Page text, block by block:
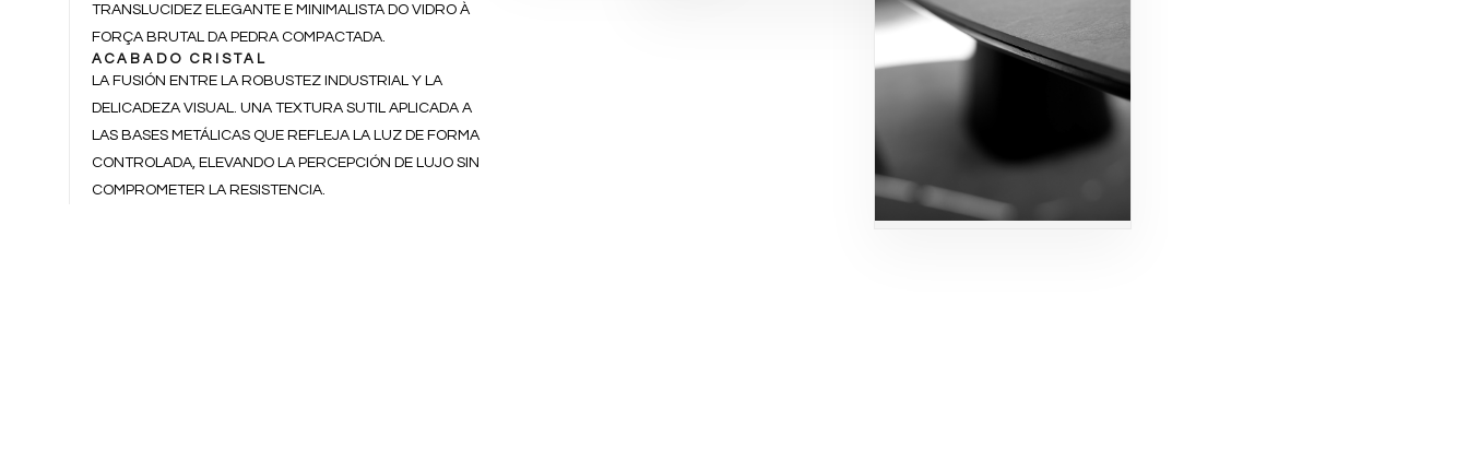
TRANSLUCIDEZ ELEGANTE E MINIMALISTA DO VIDRO À
FORÇA BRUTAL DA PEDRA COMPACTADA.
ACABADO CRISTAL
LA FUSIÓN ENTRE LA ROBUSTEZ INDUSTRIAL Y LA
DELICADEZA VISUAL. UNA TEXTURA SUTIL APLICADA A
LAS BASES METÁLICAS QUE REFLEJA LA LUZ DE FORMA
CONTROLADA, ELEVANDO LA PERCEPCIÓN DE LUJO SIN
COMPROMETER LA RESISTENCIA.